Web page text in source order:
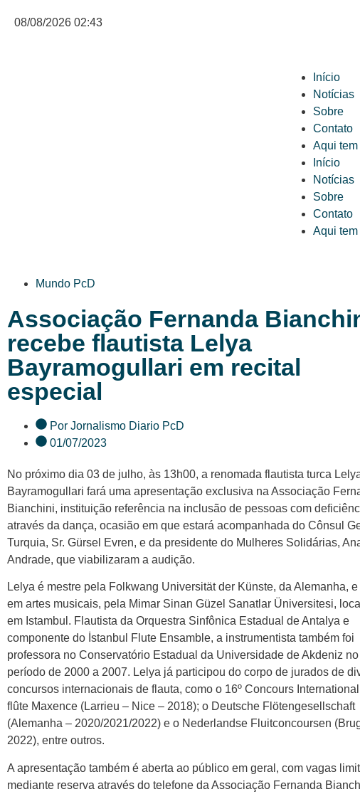
08/08/2026 02:43
Início
Notícias
Sobre
Contato
Aqui
Início
Notícias
Sobre
Contato
Aqui
Mundo PcD
Associação Fernanda
recebe flautista Lelya
Bayramogullari em recital
especial
Por Jornalismo Diario PcD
01/07/2023
No próximo dia 03 de julho, às 13h00, a renomada flautista turca
Bayramogullari fará uma apresentação exclusiva na Associação
Bianchini, instituição referência na inclusão de pessoas com
através da dança, ocasião em que estará acompanhada do Cônsul
Turquia, Sr. Gürsel Evren, e da presidente do Mulheres Solidárias,
Andrade, que viabilizaram a audição.
Lelya é mestre pela Folkwang Universität der Künste, da Alemanha,
em artes musicais, pela Mimar Sinan Güzel Sanatlar Üniversitesi,
em Istambul. Flautista da Orquestra Sinfônica Estadual de Antalya e
componente do İstanbul Flute Ensamble, a instrumentista também foi
professora no Conservatório Estadual da Universidade de Akdeniz no
período de 2000 a 2007. Lelya já participou do corpo de jurados de
concursos internacionais de flauta, como o 16º Concours
flûte Maxence (Larrieu – Nice – 2018); o Deutsche Flötengesellschaft
(Alemanha – 2020/2021/2022) e o Nederlandse Fluitconcoursen
2022), entre outros.
A apresentação também é aberta ao público em geral, com vagas
mediante reserva através do telefone da Associação Fernanda